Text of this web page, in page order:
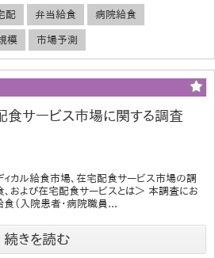
配 弁当給食 病院給食
模 市場予測
食サービス市場に関する調査
カル給食市場、在宅配食サービス市場の調
、および在宅配食サービスとは＞ 本調査にお
食（入院患者・病院職員...
続きを読む